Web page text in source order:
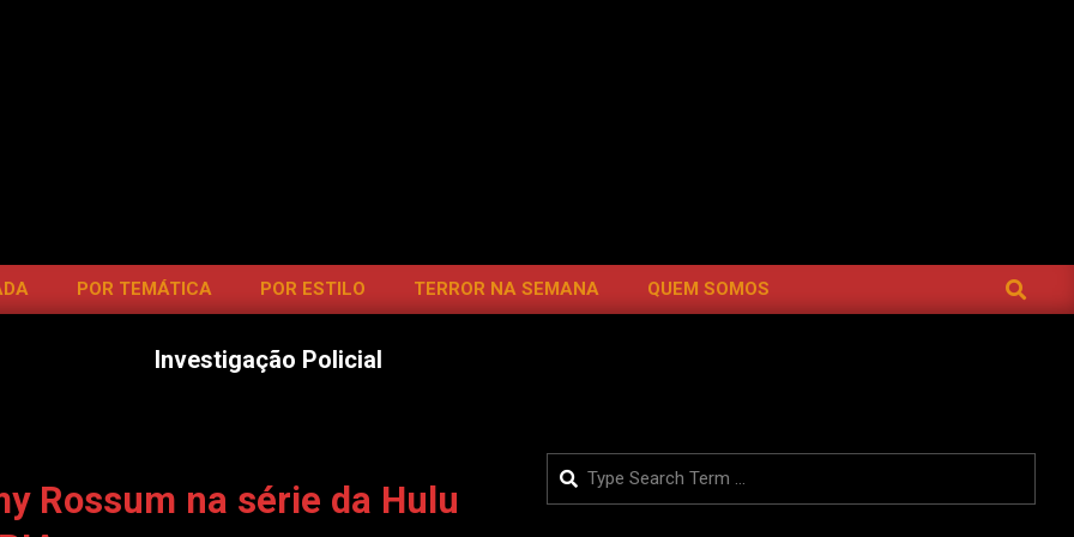
POR TEMÁTICA POR ESTILO TERROR NA SEMANA QUEM SOMOS SEARCH
Investigação Policial
Rossum na série da Hulu
Search